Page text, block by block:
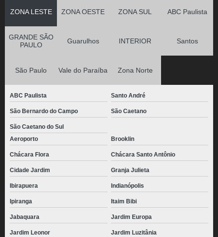
ZONA LESTE ZONA OESTE ZONA SUL ABC Paulista
GRANDE SÃO
PAULO
Guarulhos INTERIOR Santos
São Paulo Vale do Paraíba Zona Norte
ABC Paulista Santo André
São Bernardo do Campo São Caetano
São Caetano do Sul
Aeroporto
Brooklin
Chácara Flora Chácara Santo Antônio
Cidade Jardim Granja Julieta
Ibirapuera Indianópolis
Ipiranga Itaim Bibi
Jabaquara Jardim Europa
Jardim Leonor Jardim Luzitânia